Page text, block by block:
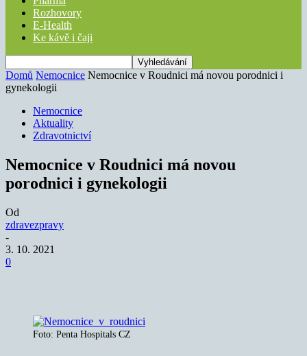
Rozhovory
E-Health
Ke kávě i čaji
Domů Nemocnice Nemocnice v Roudnici má novou porodnici i
gynekologii
Nemocnice
Aktuality
Zdravotnictví
Nemocnice v Roudnici má novou
porodnici i gynekologii
Od
zdravezpravy
-
3. 10. 2021
0
Foto: Penta Hospitals CZ